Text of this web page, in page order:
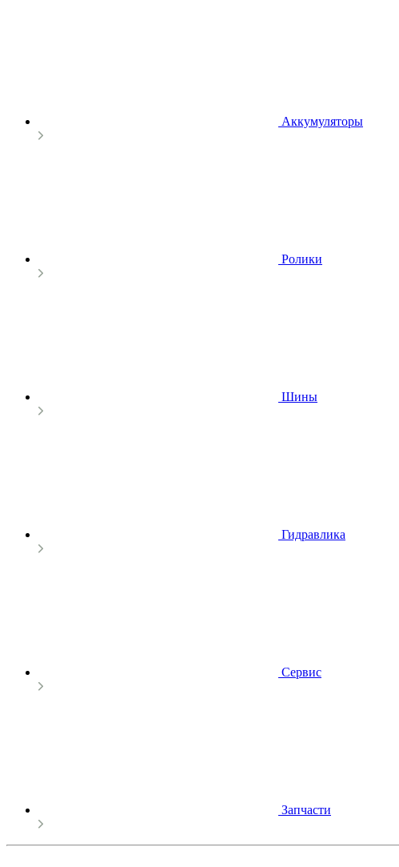
Аккумуляторы
Ролики
Шины
Гидравлика
Сервис
Запчасти